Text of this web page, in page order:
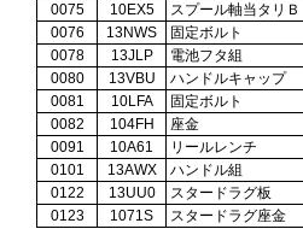
0075
10EX5 スプール軸当タリＢ
0076
13NWS 固定ボルト
0078
13JLP 電池フタ組
0080
13VBU ハンドルキャップ
0081
10LFA 固定ボルト
0082
104FH 座金
0091
10A61 リールレンチ
0101
13AWX ハンドル組
0122
13UU0 スタードラグ板
0123
1071S スタードラグ座金